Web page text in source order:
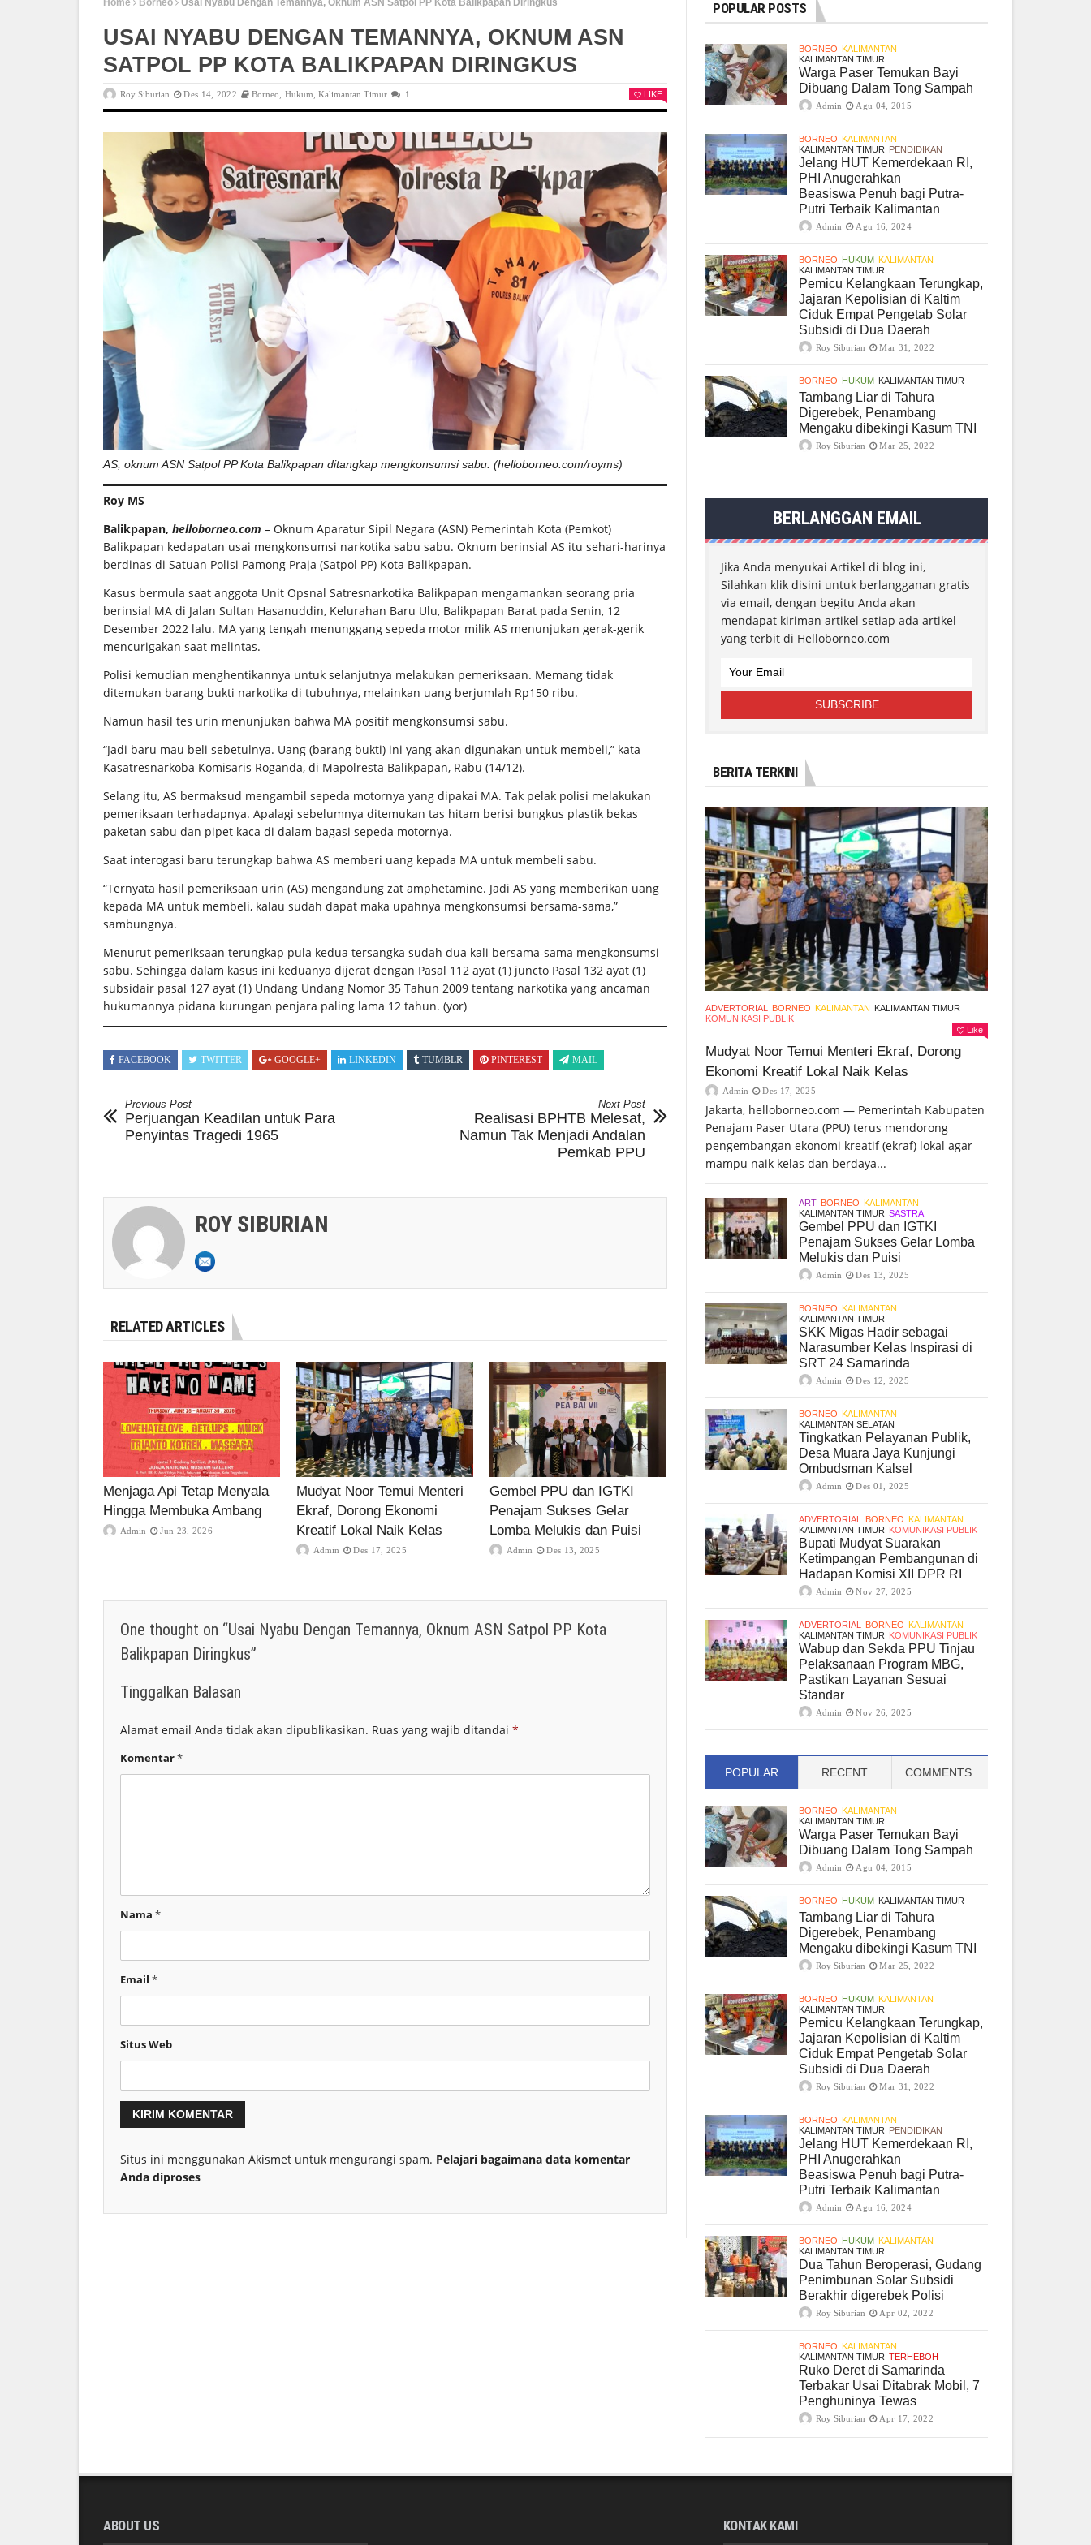
USAI NYABU DENGAN TEMANNYA, OKNUM ASN
SATPOL PP KOTA BALIKPAPAN DIRINGKUS
Roy Siburian Des 14, 2022 Borneo Hukum ,Kalimantan Timur 1 LIKE
AS, oknum ASN Satpol PP Kota Balikpapan ditangkap mengkonsumsi sabu. (helloborneo.com/royms)
Roy MS
Balikpapan, helloborneo.com – Oknum Aparatur Sipil Negara (ASN) Pemerintah Kota (Pemkot)
Balikpapan kedapatan usai mengkonsumsi narkotika sabu sabu. Oknum berinsial AS itu sehari-harinya
berdinas di Satuan Polisi Pamong Praja (Satpol PP) Kota Balikpapan.
Kasus bermula saat anggota Unit Opsnal Satresnarkotika Balikpapan mengamankan seorang pria
berinsial MA di Jalan Sultan Hasanuddin, Kelurahan Baru Ulu, Balikpapan Barat pada Senin, 12
Desember 2022 lalu. MA yang tengah menunggang sepeda motor milik AS menunjukan gerak-gerik
mencurigakan saat melintas.
Polisi kemudian menghentikannya untuk selanjutnya melakukan pemeriksaan. Memang tidak
ditemukan barang bukti narkotika di tubuhnya, melainkan uang berjumlah Rp150 ribu.
Namun hasil tes urin menunjukan bahwa MA positif mengkonsumsi sabu.
“Jadi baru mau beli sebetulnya. Uang (barang bukti) ini yang akan digunakan untuk membeli,” kata
Kasatresnarkoba Komisaris Roganda, di Mapolresta Balikpapan, Rabu (14/12).
Selang itu, AS bermaksud mengambil sepeda motornya yang dipakai MA. Tak pelak polisi melakukan
pemeriksaan terhadapnya. Apalagi sebelumnya ditemukan tas hitam berisi bungkus plastik bekas
paketan sabu dan pipet kaca di dalam bagasi sepeda motornya.
Saat interogasi baru terungkap bahwa AS memberi uang kepada MA untuk membeli sabu.
“Ternyata hasil pemeriksaan urin (AS) mengandung zat amphetamine. Jadi AS yang memberikan uang
kepada MA untuk membeli, kalau sudah dapat maka upahnya mengkonsumsi bersama-sama,”
sambungnya.
Menurut pemeriksaan terungkap pula kedua tersangka sudah dua kali bersama-sama mengkonsumsi
sabu. Sehingga dalam kasus ini keduanya dijerat dengan Pasal 112 ayat (1) juncto Pasal 132 ayat (1)
subsidair pasal 127 ayat (1) Undang Undang Nomor 35 Tahun 2009 tentang narkotika yang ancaman
hukumannya pidana kurungan penjara paling lama 12 tahun. (yor)
FACEBOOK TWITTER GOOGLE+ LINKEDIN TUMBLR PINTEREST MAIL
Previous Post
Perjuangan Keadilan untuk Para
Penyintas Tragedi 1965
Next Post
Realisasi BPHTB Melesat,
Namun Tak Menjadi Andalan
Pemkab PPU
ROY SIBURIAN
RELATED ARTICLES
Menjaga Api Tetap Menyala
Hingga Membuka Ambang
Admin Jun 23, 2026
Mudyat Noor Temui Menteri
Ekraf, Dorong Ekonomi
Kreatif Lokal Naik Kelas
Admin Des 17, 2025
Gembel PPU dan IGTKI
Penajam Sukses Gelar
Lomba Melukis dan Puisi
Admin Des 13, 2025
One thought on “Usai Nyabu Dengan Temannya, Oknum ASN Satpol PP Kota
Balikpapan Diringkus”
Tinggalkan Balasan
Alamat email Anda tidak akan dipublikasikan. Ruas yang wajib ditandai *
Komentar*
Nama *
Email *
Situs Web
Situs ini menggunakan Akismet untuk mengurangi spam. Pelajari bagaimana data komentar
Anda diproses
POPULAR POSTS
BORNEO KALIMANTAN
KALIMANTAN TIMUR
Warga Paser Temukan Bayi
Dibuang Dalam Tong Sampah
Admin Agu 04, 2015
BORNEO KALIMANTAN
KALIMANTAN TIMUR PENDIDIKAN
Jelang HUT Kemerdekaan RI,
PHI Anugerahkan
Beasiswa Penuh bagi Putra-
Putri Terbaik Kalimantan
Admin Agu 16, 2024
BORNEO HUKUM KALIMANTAN
KALIMANTAN TIMUR
Pemicu Kelangkaan Terungkap,
Jajaran Kepolisian di Kaltim
Ciduk Empat Pengetab Solar
Subsidi di Dua Daerah
Roy Siburian Mar 31, 2022
BORNEO HUKUM KALIMANTAN TIMUR
Tambang Liar di Tahura
Digerebek, Penambang
Mengaku dibekingi Kasum TNI
Roy Siburian Mar 25, 2022
BERLANGGAN EMAIL
Jika Anda menyukai Artikel di blog ini,
Silahkan klik disini untuk berlangganan gratis
via email, dengan begitu Anda akan
mendapat kiriman artikel setiap ada artikel
yang terbit di Helloborneo.com
BERITA TERKINI
ADVERTORIAL BORNEO KALIMANTAN KALIMANTAN TIMUR
KOMUNIKASI PUBLIK
Like
Mudyat Noor Temui Menteri Ekraf, Dorong
Ekonomi Kreatif Lokal Naik Kelas
Admin Des 17, 2025
Jakarta, helloborneo.com — Pemerintah Kabupaten
Penajam Paser Utara (PPU) terus mendorong
pengembangan ekonomi kreatif (ekraf) lokal agar
mampu naik kelas dan berdaya...
ART BORNEO KALIMANTAN
KALIMANTAN TIMUR SASTRA
Gembel PPU dan IGTKI
Penajam Sukses Gelar Lomba
Melukis dan Puisi
Admin Des 13, 2025
BORNEO KALIMANTAN
KALIMANTAN TIMUR
SKK Migas Hadir sebagai
Narasumber Kelas Inspirasi di
SRT 24 Samarinda
Admin Des 12, 2025
BORNEO KALIMANTAN
KALIMANTAN SELATAN
Tingkatkan Pelayanan Publik,
Desa Muara Jaya Kunjungi
Ombudsman Kalsel
Admin Des 01, 2025
ADVERTORIAL BORNEO KALIMANTAN
KALIMANTAN TIMUR KOMUNIKASI PUBLIK
Bupati Mudyat Suarakan
Ketimpangan Pembangunan di
Hadapan Komisi XII DPR RI
Admin Nov 27, 2025
ADVERTORIAL BORNEO KALIMANTAN
KALIMANTAN TIMUR KOMUNIKASI PUBLIK
Wabup dan Sekda PPU Tinjau
Pelaksanaan Program MBG,
Pastikan Layanan Sesuai
Standar
Admin Nov 26, 2025
POPULAR RECENT COMMENTS
BORNEO KALIMANTAN
KALIMANTAN TIMUR
Warga Paser Temukan Bayi
Dibuang Dalam Tong Sampah
Admin Agu 04, 2015
BORNEO HUKUM KALIMANTAN TIMUR
Tambang Liar di Tahura
Digerebek, Penambang
Mengaku dibekingi Kasum TNI
Roy Siburian Mar 25, 2022
BORNEO HUKUM KALIMANTAN
KALIMANTAN TIMUR
Pemicu Kelangkaan Terungkap,
Jajaran Kepolisian di Kaltim
Ciduk Empat Pengetab Solar
Subsidi di Dua Daerah
Roy Siburian Mar 31, 2022
BORNEO KALIMANTAN
KALIMANTAN TIMUR PENDIDIKAN
Jelang HUT Kemerdekaan RI,
PHI Anugerahkan
Beasiswa Penuh bagi Putra-
Putri Terbaik Kalimantan
Admin Agu 16, 2024
BORNEO HUKUM KALIMANTAN
KALIMANTAN TIMUR
Dua Tahun Beroperasi, Gudang
Penimbunan Solar Subsidi
Berakhir digerebek Polisi
Roy Siburian Apr 02, 2022
BORNEO KALIMANTAN
KALIMANTAN TIMUR TERHEBOH
Ruko Deret di Samarinda
Terbakar Usai Ditabrak Mobil, 7
Penghuninya Tewas
Roy Siburian Apr 17, 2022
ABOUT US KONTAK KAMI